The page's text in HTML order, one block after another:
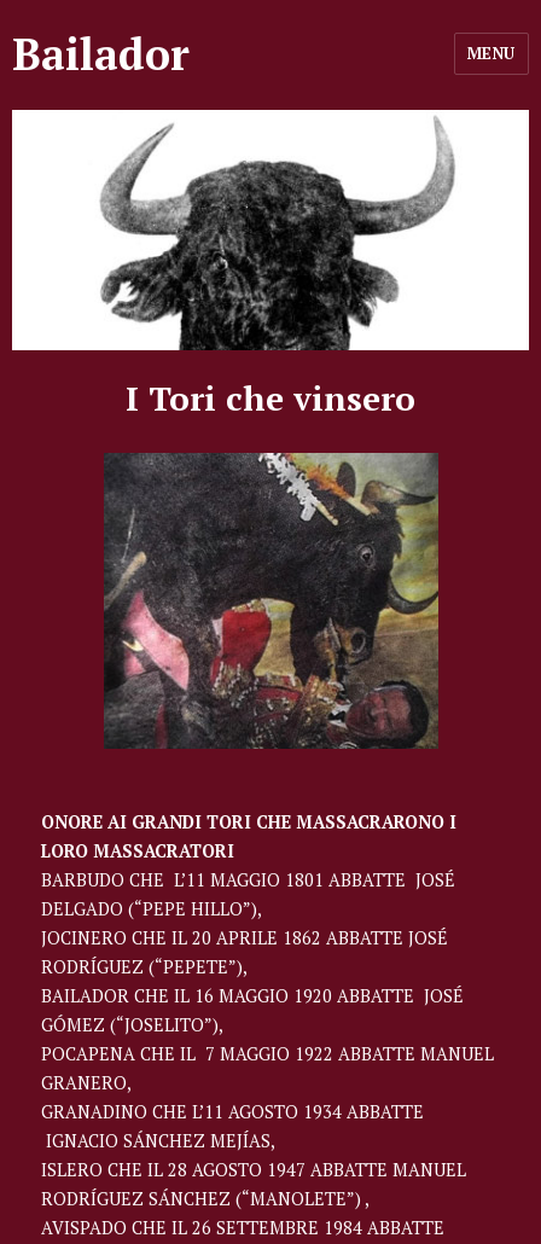
Bailador MENU
I Tori che vinsero
ONORE AI GRANDI TORI CHE MASSACRARONO I
LORO MASSACRATORI
BARBUDO CHE L’11 MAGGIO 1801 ABBATTE JOSÉ
DELGADO (“PEPE HILLO”),
JOCINERO CHE IL 20 APRILE 1862 ABBATTE JOSÉ
RODRÍGUEZ (“PEPETE”),
BAILADOR CHE IL 16 MAGGIO 1920 ABBATTE JOSÉ
GÓMEZ (“JOSELITO”),
POCAPENA CHE IL 7 MAGGIO 1922 ABBATTE MANUEL
GRANERO,
GRANADINO CHE L’11 AGOSTO 1934 ABBATTE
IGNACIO SÁNCHEZ MEJÍAS,
ISLERO CHE IL 28 AGOSTO 1947 ABBATTE MANUEL
RODRÍGUEZ SÁNCHEZ (“MANOLETE”) ,
AVISPADO CHE IL 26 SETTEMBRE 1984 ABBATTE